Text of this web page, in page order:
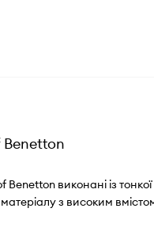
Benetton
Benetton виконані із
з високим